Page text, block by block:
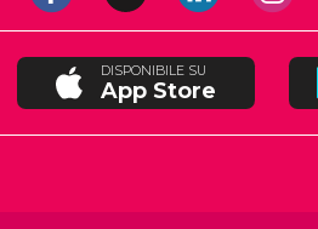
DISPONIBILE SU
App Store